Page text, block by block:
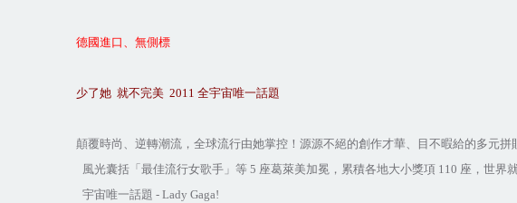
德國進口、無側標
少了她 就不完美 2011 全宇宙唯一話題
顛覆時尚、逆轉潮流，全球流行由她掌控！源源不絕的創作才華、目不暇給的多元
風光囊括「最佳流行女歌手」等 5 座葛萊美加冕，累積各地大小獎項 110 座，世界
宇宙唯一話題 - Lady Gaga!